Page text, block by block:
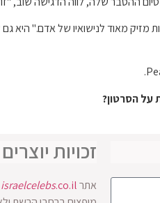
מזיק מאוד לנישואיו של אדם."
על הסרטון?
זכויות יוצרים
אתר israelcelebs.co.il